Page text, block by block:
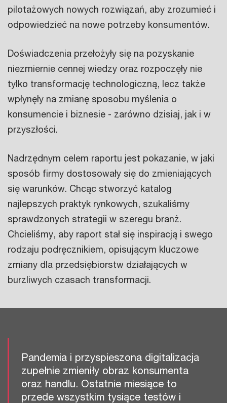
pilotażowych nowych rozwiązań, aby zrozumieć i
odpowiedzieć na nowe potrzeby konsumentów.
Doświadczenia przełożyły się na pozyskanie
niezmiernie cennej wiedzy oraz rozpoczęły nie
tylko transformację technologiczną, lecz także
wpłynęły na zmianę sposobu myślenia o
konsumencie i biznesie - zarówno dzisiaj, jak i w
przyszłości.
Nadrzędnym celem raportu jest pokazanie, w jaki
sposób firmy dostosowały się do zmieniających
się warunków. Chcąc stworzyć katalog
najlepszych praktyk rynkowych, szukaliśmy
sprawdzonych strategii w szeregu branż.
Chcieliśmy, aby raport stał się inspiracją i swego
rodzaju podręcznikiem, opisującym kluczowe
zmiany dla przedsiębiorstw działających w
burzliwych czasach transformacji.
Pandemia i przyspieszona digitalizacja
zupełnie zmieniły obraz konsumenta
oraz handlu. Ostatnie miesiące to
przede wszystkim tysiące testów i